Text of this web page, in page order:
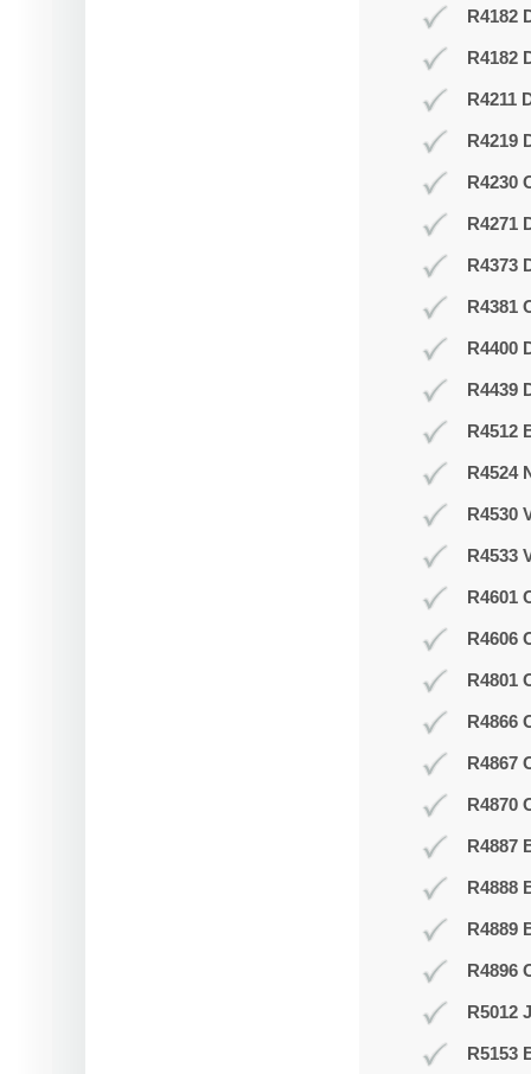
R4182
R4182
R4211
R4219
R4230
R4271
R4373
R4381
R4400
R4439
R4512
R4524
R4530
R4533
R4601
R4606
R4801
R4866
R4867
R4870
R4887
R4888
R4889
R4896
R5012
R5153